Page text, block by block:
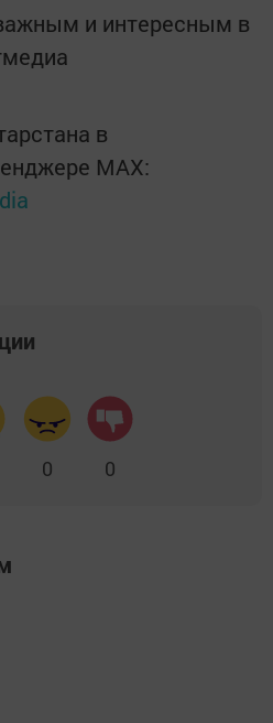
и интересным в
в
MАХ:
0 0